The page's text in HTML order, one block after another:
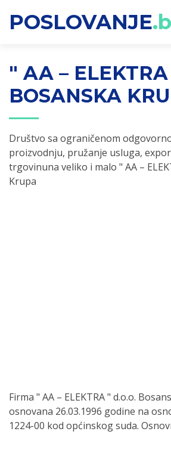
POSLOVANJE
" AA – ELEKTRA
BOSANSKA
Društvo sa ograničenom
proizvodnju, pružanje usluga,
trgovinuna veliko i malo " AA –
Krupa
Firma " AA – ELEKTRA " d.o.o.
osnovana 26.03.1996 godine na
1224-00 kod općinskog suda.